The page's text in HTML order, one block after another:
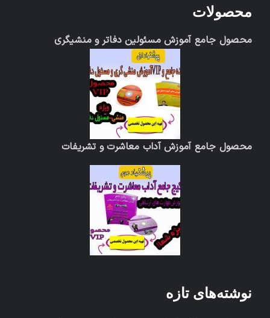
محصولات
محصول جامع آموزش مسئولین دفاتر و منشیگری
محصول جامع آموزش آداب معاشرت و تشریفات
نوشته‌های تازه